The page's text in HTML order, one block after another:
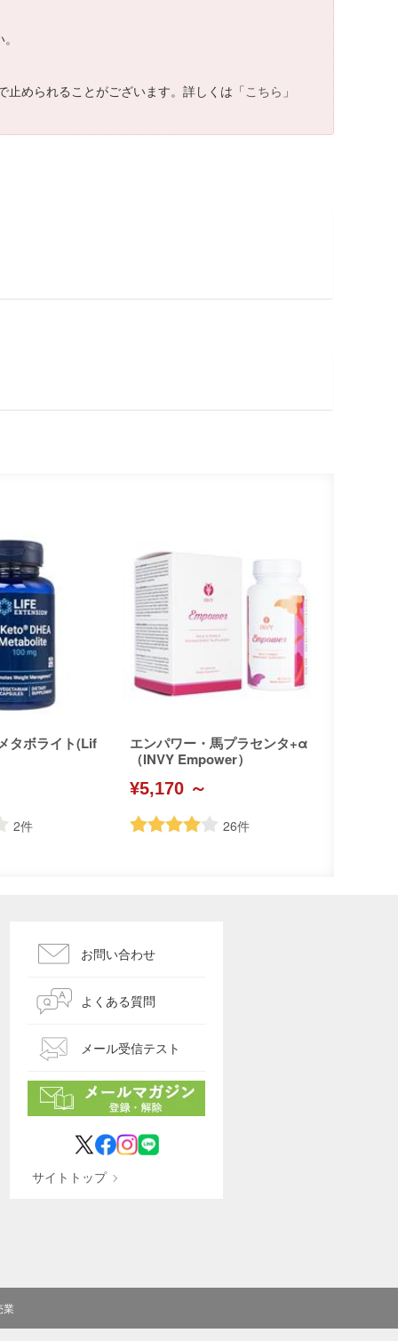
められることがございます。詳しくは「こちら 」
タボライト(Lif
2件
エンパワー・馬プラセンタ+α
（INVY Empower）
¥5,170 ～
26件
お問い合わせ
よくある質問
メール受信テスト
サイトトップ
業